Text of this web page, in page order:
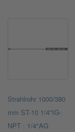
Strahlrohr 1000/380
mm ST-10 1/4"IG-
NPT : 1/4"AG